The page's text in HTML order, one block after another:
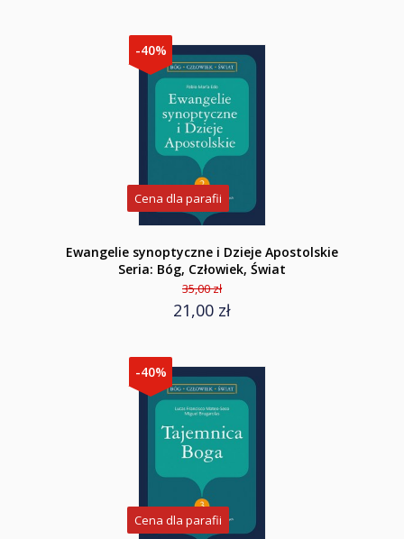
-40%
Cena dla parafii
Ewangelie synoptyczne i Dzieje Apostolskie
Seria: Bóg, Człowiek, Świat
35,00 zł
21,00 zł
-40%
Cena dla parafii